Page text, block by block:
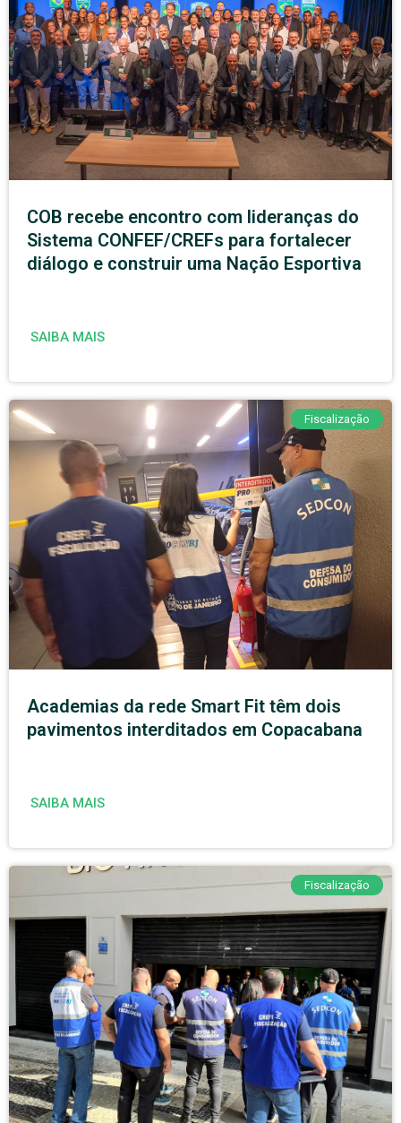
COB recebe encontro com lideranças do
Sistema CONFEF/CREFs para fortalecer
diálogo e construir uma Nação Esportiva
SAIBA MAIS
Fiscalização
Academias da rede Smart Fit têm dois
pavimentos interditados em Copacabana
SAIBA MAIS
Fiscalização